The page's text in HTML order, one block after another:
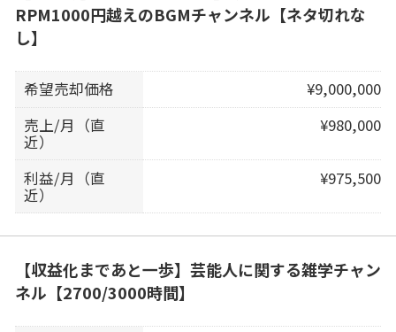
RPM1000円越えのBGMチャンネル【ネタ切れな
し】
希望売却価格
¥9,000,000
売上/月（直
近）
¥980,000
利益/月（直
近）
¥975,500
【収益化まであと一歩】芸能人に関する雑学チャン
ネル【2700/3000時間】